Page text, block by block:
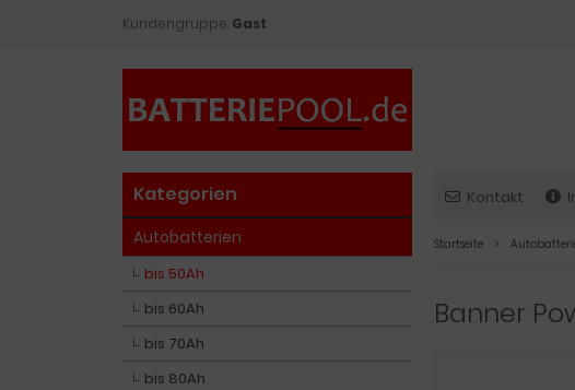
Kundengruppe: Gast
Kontakt
Startseite
Banner
Kategorien
Autobatterien
bis 50Ah
bis 60Ah
bis 70Ah
bis 80Ah